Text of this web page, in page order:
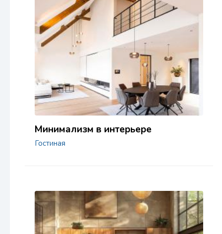
Минимализм в интерьере
Гостиная